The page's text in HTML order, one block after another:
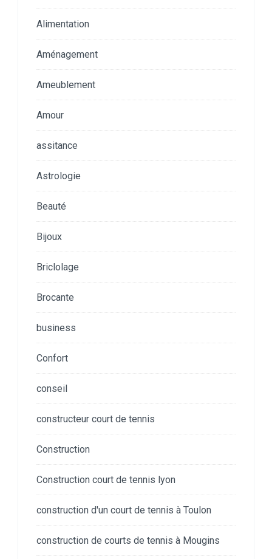
Alimentation
Aménagement
Ameublement
Amour
assitance
Astrologie
Beauté
Bijoux
Briclolage
Brocante
business
Confort
conseil
constructeur court de tennis
Construction
Construction court de tennis lyon
construction d'un court de tennis à Toulon
construction de courts de tennis à Mougins